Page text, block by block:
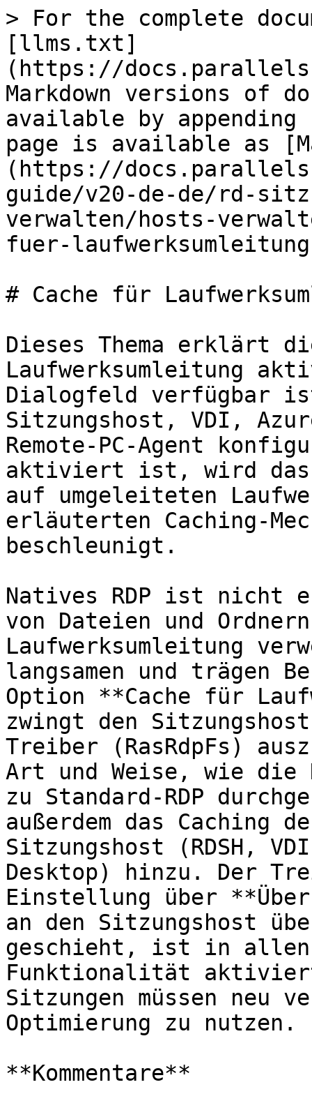
> For the complete
[llms.txt]
(https://
Markdown versions of
available by
page is available as
(https://
guide/v20-de-de/rd-
verwalten/hosts-
fuer-
# Cache für
Dieses Thema erklärt
Laufwerksumleitung
Dialogfeld verfügbar
Sitzungshost, VDI,
Remote-PC-Agent
aktiviert ist, wird das
auf umgeleiteten
erläuterten Caching-
beschleunigt.
Natives RDP ist nicht
von Dateien und
Laufwerksumleitung
langsamen und trägen
Option **Cache für
zwingt den
Treiber (RasRdpFs)
Art und Weise, wie die
zu Standard-RDP
außerdem das Caching
Sitzungshost (RDSH,
Desktop) hinzu. Der
Einstellung über
an den Sitzungshost
geschieht, ist in allen
Funktionalität
Sitzungen müssen neu
Optimierung zu nutzen.
**Kommentare**